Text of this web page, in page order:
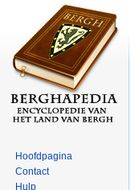
Hoofdpagina
Contact
Hulp